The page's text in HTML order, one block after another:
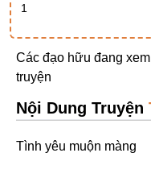
Ngược Luyến Tàn Tâm
Học Bá
OE
1
Các đạo hữu đang
truyện
Nội Dung Truyện
Tình yêu muộn màng